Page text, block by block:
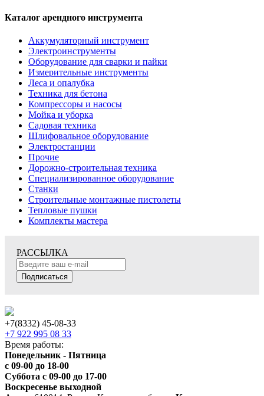
Каталог арендного инструмента
Аккумуляторный инструмент
Электроинструменты
Оборудование для сварки и пайки
Измерительные инструменты
Леса и опалубка
Техника для бетона
Компрессоры и насосы
Мойка и уборка
Садовая техника
Шлифовальное оборудование
Электростанции
Прочие
Дорожно-строительная техника
Специализированное оборудование
Станки
Строительные монтажные пистолеты
Тепловые пушки
Комплекты мастера
РАССЫЛКА
Подписаться
+7(8332) 45-08-33
+7 922 995 08 33
Время работы:
Понедельник - Пятница
с 09-00 до 18-00
Суббота с 09-00 до 17-00
Воскресенье выходной